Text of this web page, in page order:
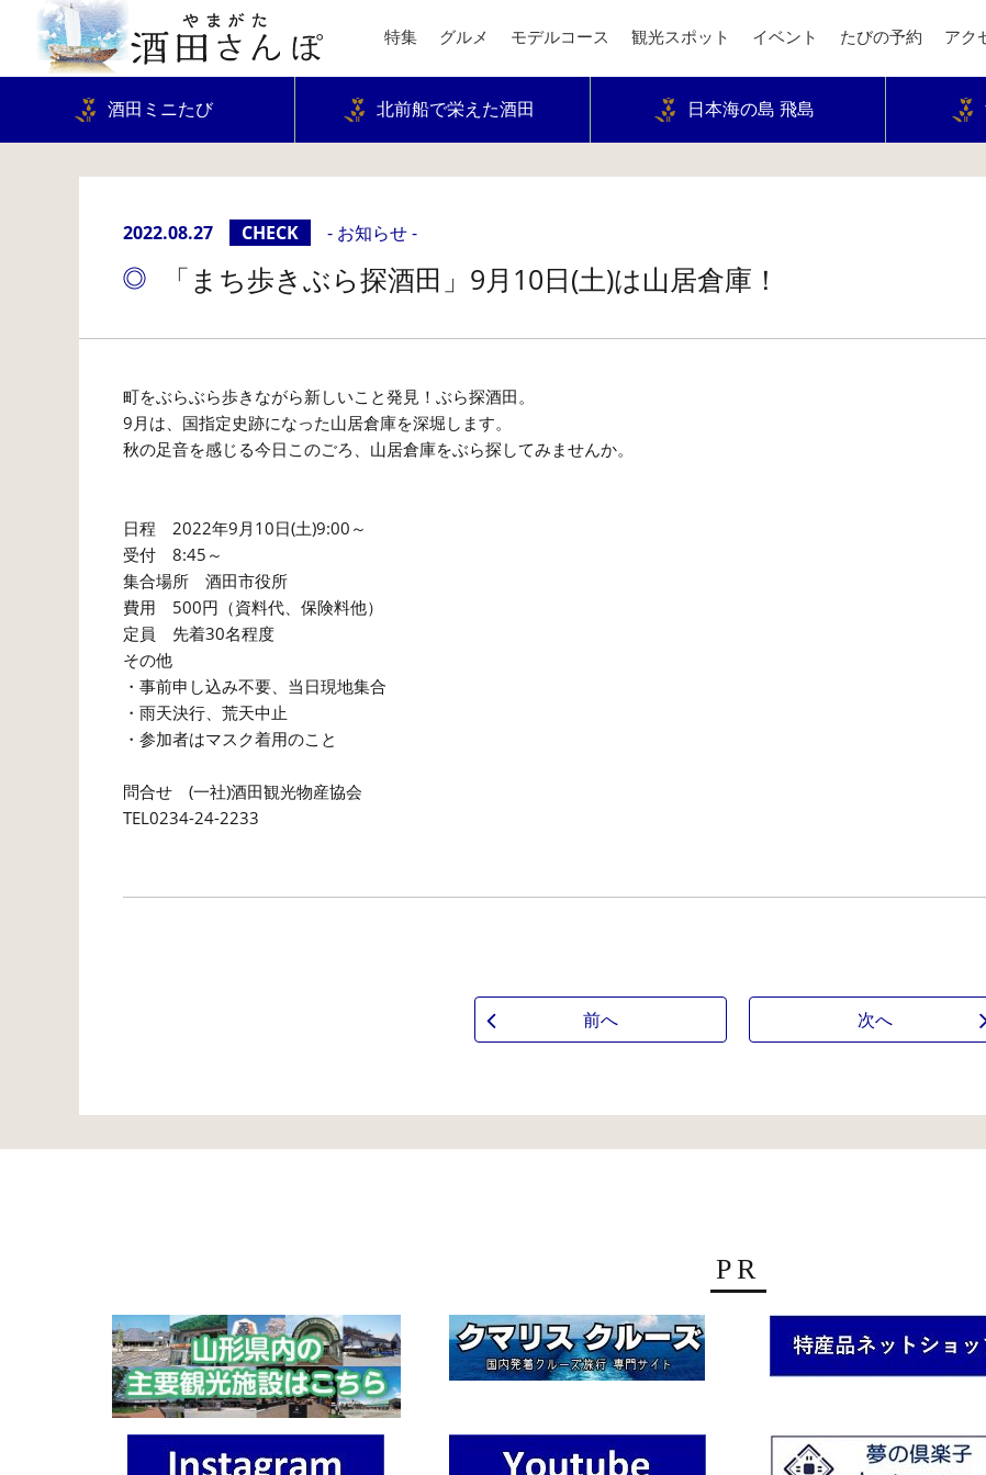
特集 グルメ モデルコース 観光スポット イベント たびの予約 アク
酒田ミニたび 北前船で栄えた酒田 日本海の島 飛島
2022.08.27 CHECK - お知らせ -
「まち歩きぶら探酒田」9月10日(土)は山居倉庫！
町をぶらぶら歩きながら新しいこと発見！ぶら探酒田。
9月は、国指定史跡になった山居倉庫を深堀します。
秋の足音を感じる今日このごろ、山居倉庫をぶら探してみませんか。
日程 2022年9月10日(土)9:00～
受付 8:45～
集合場所 酒田市役所
費用 500円（資料代、保険料他）
定員 先着30名程度
その他
・事前申し込み不要、当日現地集合
・雨天決行、荒天中止
・参加者はマスク着用のこと
問合せ (一社)酒田観光物産協会
TEL0234-24-2233
前へ 次へ
PR